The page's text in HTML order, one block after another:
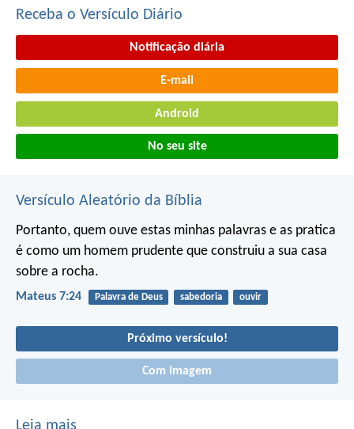
Receba o Versículo Diário
Notificação diária
E-mail
Android
No seu site
Versículo Aleatório da Bíblia
Portanto, quem ouve estas minhas palavras e as pratica
é como um homem prudente que construiu a sua casa
sobre a rocha.
Mateus 7:24 Palavra de Deus sabedoria ouvir
Próximo versículo!
Com imagem